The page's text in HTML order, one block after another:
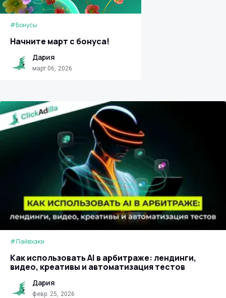
#Бонусы
Начните март с бонуса!
Дария
март 06, 2026
#Лайвхаки
Как использовать AI в арбитраже: лендинги,
видео, креативы и автоматизация тестов
Дария
февр. 25, 2026